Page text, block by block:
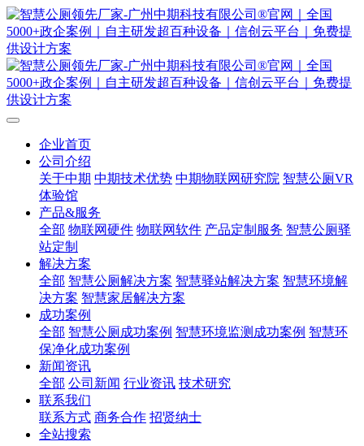
企业首页
公司介绍
关于中期 中期技术优势 中期物联网研究院 智慧公厕VR
体验馆
产品&服务
全部 物联网硬件 物联网软件 产品定制服务 智慧公厕驿
站定制
解决方案
全部 智慧公厕解决方案 智慧驿站解决方案 智慧环境解
决方案 智慧家居解决方案
成功案例
全部 智慧公厕成功案例 智慧环境监测成功案例 智慧环
保净化成功案例
新闻资讯
全部 公司新闻 行业资讯 技术研究
联系我们
联系方式 商务合作 招贤纳士
全站搜索